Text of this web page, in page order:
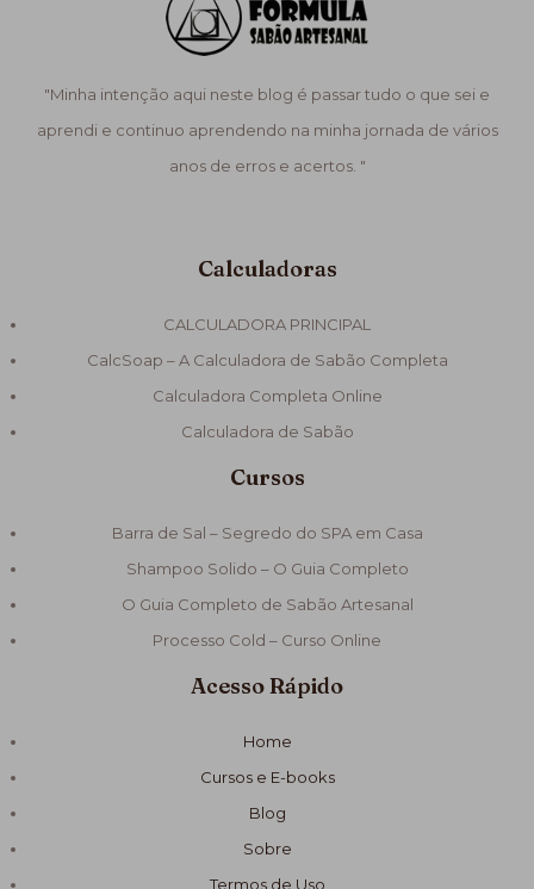
"Minha intenção aqui neste blog é passar tudo o que sei e
aprendi e continuo aprendendo na minha jornada de vários
anos de erros e acertos. "
Calculadoras
CALCULADORA PRINCIPAL
CalcSoap – A Calculadora de Sabão Completa
Calculadora Completa Online
Calculadora de Sabão
Cursos
Barra de Sal – Segredo do SPA em Casa
Shampoo Solido – O Guia Completo
O Guia Completo de Sabão Artesanal
Processo Cold – Curso Online
Acesso Rápido
Home
Cursos e E-books
Blog
Sobre
Termos de Uso